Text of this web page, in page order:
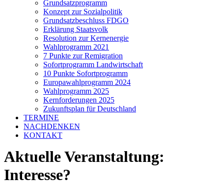
Grundsatzprogramm
Konzept zur Sozialpolitik
Grundsatzbeschluss FDGO
Erklärung Staatsvolk
Resolution zur Kernenergie
Wahlprogramm 2021
7 Punkte zur Remigration
Sofortprogramm Landwirtschaft
10 Punkte Sofortprogramm
Europawahlprogramm 2024
Wahlprogramm 2025
Kernforderungen 2025
Zukunftsplan für Deutschland
TERMINE
NACHDENKEN
KONTAKT
Aktuelle Veranstaltung:
Interesse?